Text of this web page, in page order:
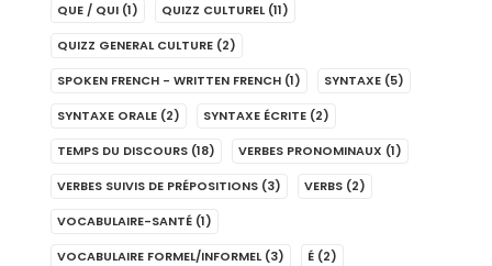
QUE / QUI (1) QUIZZ CULTUREL (11)
QUIZZ GENERAL CULTURE (2)
SPOKEN FRENCH - WRITTEN FRENCH (1) SYNTAXE (5)
SYNTAXE ORALE (2) SYNTAXE ÉCRITE (2)
TEMPS DU DISCOURS (18) VERBES PRONOMINAUX (1)
VERBES SUIVIS DE PRÉPOSITIONS (3) VERBS (2)
VOCABULAIRE-SANTÉ (1)
VOCABULAIRE FORMEL/INFORMEL (3) É (2)